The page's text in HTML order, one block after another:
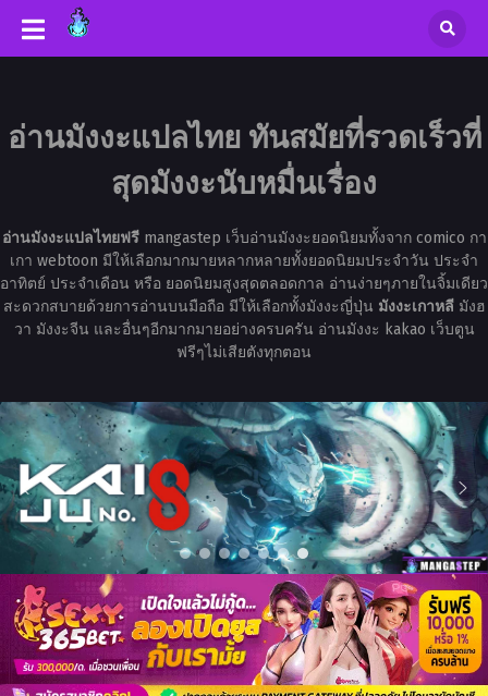
อ่านมังงะแปลไทย ทันสมัยที่รวดเร็วที่
สุดมังงะนับหมื่นเรื่อง
อ่านมังงะแปลไทยฟรีmangastep เว็บอ่านมังงะยอดนิยมทั้งจาก comico กา
เกา webtoon มีให้เลือกมากมายหลากหลายทั้งยอดนิยมประจำวัน ประจำ
อาทิตย์ ประจำเดือน หรือ ยอดนิยมสูงสุดตลอดกาล อ่านง่ายๆภายในจิ้มเดียว
สะดวกสบายด้วยการอ่านบนมือถือ มีให้เลือกทั้งมังงะญี่ปุ่น มังงะเกาหลีมังฮ
วา มังงะจีน และอื่นๆอีกมากมายอย่างครบครัน อ่านมังงะ kakao เว็บตูน
ฟรีๆไม่เสียตังทุกตอน